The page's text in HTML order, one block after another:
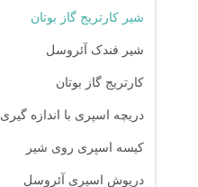
شیر کارتریج گاز بوتان
شیر فندک آئروسل
کارتریج گاز بوتان
دریچه اسپری با اندازه گیری
کیسه اسپری روی شیر
درپوش اسپری آئروسل